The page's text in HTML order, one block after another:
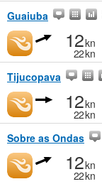
Guaiuba
12kn
22kn
Tijucopava
12kn
22kn
Sobre as Ondas
12kn
22kn